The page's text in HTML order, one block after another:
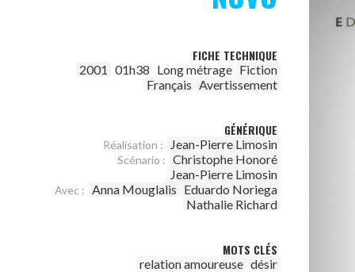
FICHE TECHNIQUE
2001 01h38 Long métrage Fiction
Français Avertissement
GÉNÉRIQUE
Réalisation : Jean-Pierre Limosin
Scénario : Christophe Honoré
Jean-Pierre Limosin
Avec : Anna Mouglalis Eduardo Noriega
Nathalie Richard
MOTS CLÉS
relation amoureuse désir